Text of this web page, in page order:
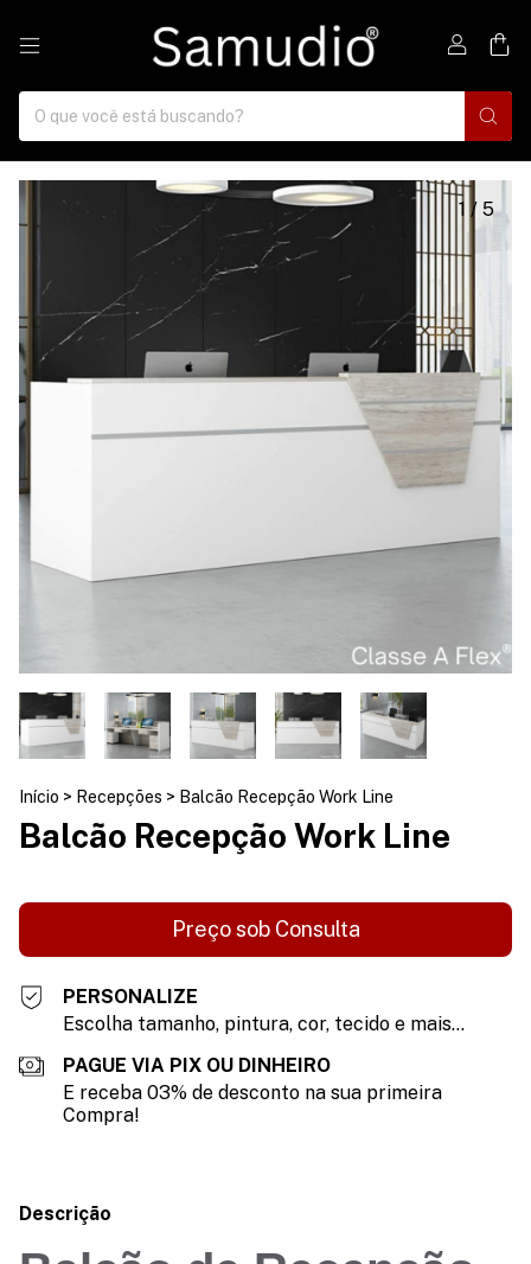
1 / 5
Início > Recepções > Balcão Recepção Work Line
Balcão Recepção Work Line
PERSONALIZE
Escolha tamanho, pintura, cor, tecido e mais...
PAGUE VIA PIX OU DINHEIRO
E receba 03% de desconto na sua primeira
Compra!
Descrição